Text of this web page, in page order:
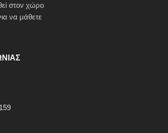
στον χώρο
να μάθετε